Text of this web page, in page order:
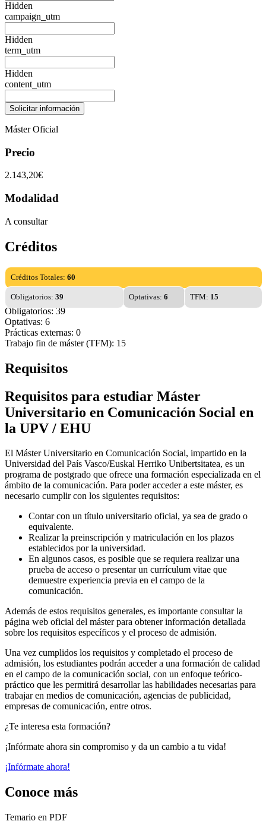
Hidden
campaign_utm
Hidden
term_utm
Hidden
content_utm
Máster Oficial
Precio
2.143,20€
Modalidad
A consultar
Créditos
Créditos Totales: 60
Obligatorios: 39 Optativas: 6 TFM: 15
Obligatorios: 39
Optativas: 6
Prácticas externas: 0
Trabajo fin de máster (TFM): 15
Requisitos
Requisitos para estudiar Máster
Universitario en Comunicación Social en
la UPV / EHU
El Máster Universitario en Comunicación Social, impartido en la
Universidad del País Vasco/Euskal Herriko Unibertsitatea, es un
programa de postgrado que ofrece una formación especializada en el
ámbito de la comunicación. Para poder acceder a este máster, es
necesario cumplir con los siguientes requisitos:
Contar con un título universitario oficial, ya sea de grado o
equivalente.
Realizar la preinscripción y matriculación en los plazos
establecidos por la universidad.
En algunos casos, es posible que se requiera realizar una
prueba de acceso o presentar un currículum vitae que
demuestre experiencia previa en el campo de la
comunicación.
Además de estos requisitos generales, es importante consultar la
página web oficial del máster para obtener información detallada
sobre los requisitos específicos y el proceso de admisión.
Una vez cumplidos los requisitos y completado el proceso de
admisión, los estudiantes podrán acceder a una formación de calidad
en el campo de la comunicación social, con un enfoque teórico-
práctico que les permitirá desarrollar las habilidades necesarias para
trabajar en medios de comunicación, agencias de publicidad,
empresas de comunicación, entre otros.
¿Te interesa esta formación?
¡Infórmate ahora sin compromiso y da un cambio a tu vida!
¡Infórmate ahora!
Conoce más
Temario en PDF